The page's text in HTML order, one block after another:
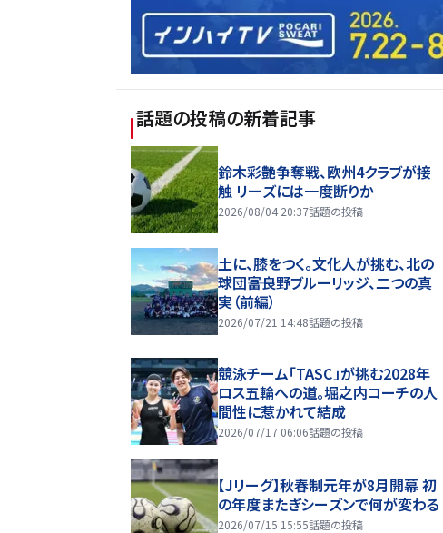
話題の投稿の新着記事
鈴木彩艶争奪戦、欧州4クラブが接
触 リーズには一度断りか
2026/08/04 20:37話題の投稿
土に、膝をつく。文化人が挑む、北の
球団――富良野ブルーリッジ、二つの真
実（前編）
2026/07/21 14:48話題の投稿
競泳チーム「TASC」が挑む2028年
ロス五輪への道。堀之内コーチの人
間性に惹かれて結成
2026/07/17 06:06話題の投稿
【Jリーグ】秋春制元年が8月開幕 初
の年度またぎシーズンで何が変わる
2026/07/15 15:55話題の投稿